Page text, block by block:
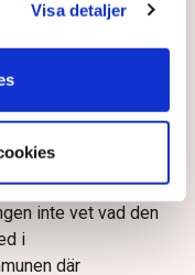
Visa detaljer
men att de inte
jag kan inte ägna
där det verkar
inte vet vad den
i
där